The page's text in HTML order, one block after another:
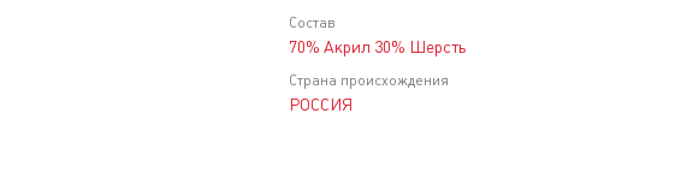
Состав
70% Акрил 30% Шерсть
Страна происхождения
РОССИЯ